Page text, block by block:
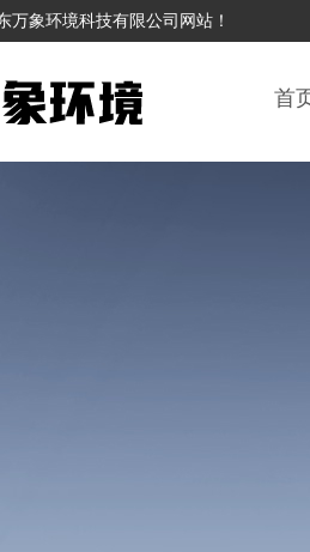
万象环境科技有限公司网站！
首